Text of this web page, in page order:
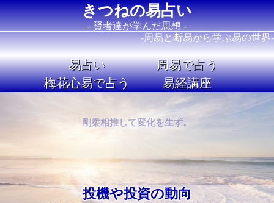
きつねの易占い
- 賢者達が学んだ思想 -
-周易と断易から学ぶ易の世界-
易占い
周易で占う
梅花心易で占う
易経講座
剛柔相推して変化を生ず。
投機や投資の動向